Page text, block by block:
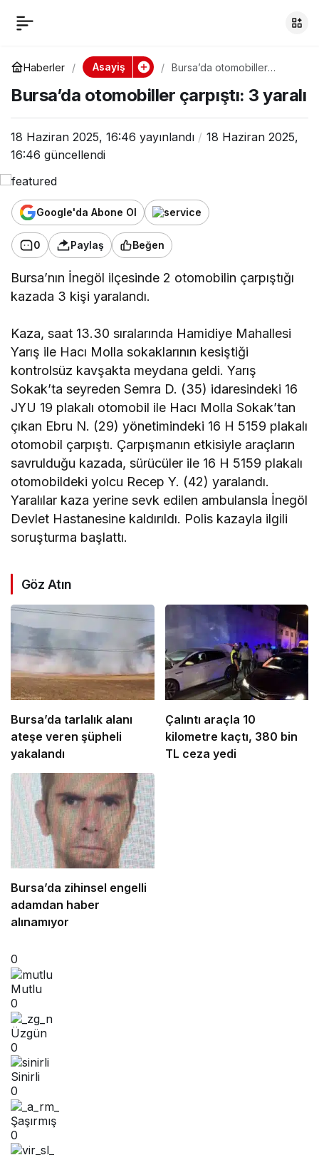
Haberler Asayiş
Bursa’da otomobiller
Bursa’da otomobiller çarpıştı: 3 yaralı
18 Haziran 2025, 16:46 yayınlandı
18 Haziran 2025,
16:46 güncellendi
Google'da Abone Ol
0 Paylaş Beğen
Bursa’nın İnegöl ilçesinde 2 otomobilin çarpıştığı
kazada 3 kişi yaralandı.
Kaza, saat 13.30 sıralarında Hamidiye Mahallesi
Yarış ile Hacı Molla sokaklarının kesiştiği
kontrolsüz kavşakta meydana geldi. Yarış
Sokak’ta seyreden Semra D. (35) idaresindeki 16
JYU 19 plakalı otomobil ile Hacı Molla Sokak’tan
çıkan Ebru N. (29) yönetimindeki 16 H 5159 plakalı
otomobil çarpıştı. Çarpışmanın etkisiyle araçların
savrulduğu kazada, sürücüler ile 16 H 5159 plakalı
otomobildeki yolcu Recep Y. (42) yaralandı.
Yaralılar kaza yerine sevk edilen ambulansla İnegöl
Devlet Hastanesine kaldırıldı. Polis kazayla ilgili
soruşturma başlattı.
Göz Atın
Bursa’da tarlalık alanı
ateşe veren şüpheli
yakalandı
Çalıntı araçla 10
kilometre kaçtı, 380 bin
TL ceza yedi
Bursa’da zihinsel engelli
adamdan haber
alınamıyor
0
Mutlu
0
Üzgün
0
Sinirli
0
Şaşırmış
0
Bursa’da otomobiller
çarpıştı: 3 yaralı